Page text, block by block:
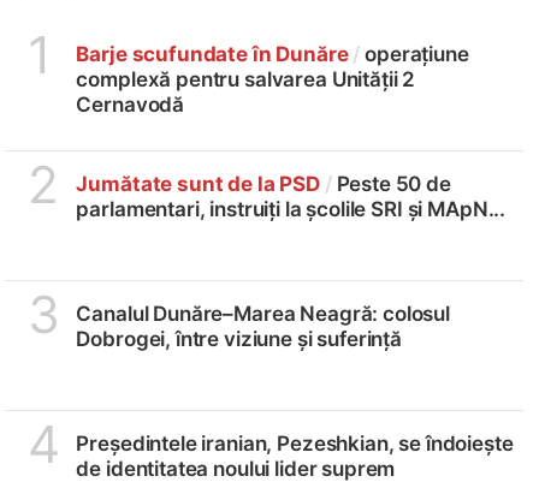
1 Barje scufundate în Dunăre / operațiune
complexă pentru salvarea Unității 2
Cernavodă
2 Jumătate sunt de la PSD / Peste 50 de
parlamentari, instruiți la școlile SRI și MApN...
3
Canalul Dunăre–Marea Neagră: colosul
Dobrogei, între viziune și suferință
4
Președintele iranian, Pezeshkian, se îndoiește
de identitatea noului lider suprem